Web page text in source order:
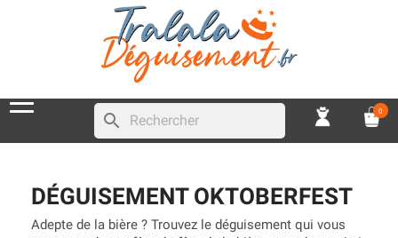
search 0
DÉGUISEMENT OKTOBERFEST
Adepte de la bière ? Trouvez le déguisement qui vous